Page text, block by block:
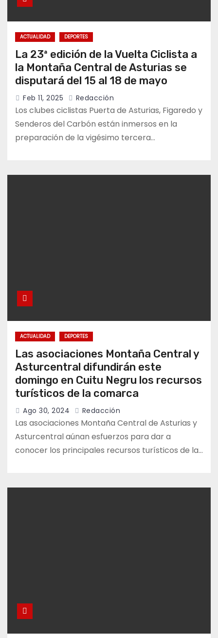
ACTUALIDAD DEPORTES
La 23ª edición de la Vuelta Ciclista a
la Montaña Central de Asturias se
disputará del 15 al 18 de mayo
Feb 11, 2025 Redacción
Los clubes ciclistas Puerta de Asturias, Figaredo y
Senderos del Carbón están inmersos en la
preparación de la vigésimo tercera…
ACTUALIDAD DEPORTES
Las asociaciones Montaña Central y
Asturcentral difundirán este
domingo en Cuitu Negru los recursos
turísticos de la comarca
Ago 30, 2024 Redacción
Las asociaciones Montaña Central de Asturias y
Asturcentral aúnan esfuerzos para dar a
conocer los principales recursos turísticos de la…